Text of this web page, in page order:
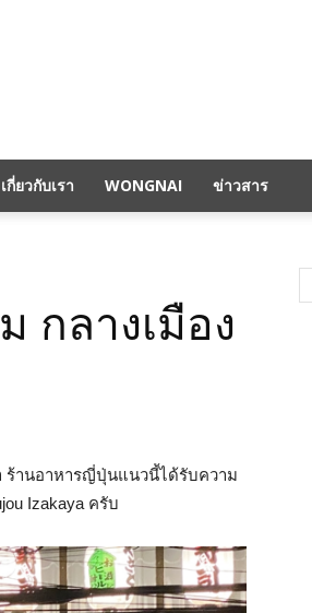
เกี่ยวกับเรา WONGNAI ข่าวสาร
กลางเมือง
ร้านอาหารญี่ปุ่นแนวนี้ได้รับความ
Izakaya ครับ